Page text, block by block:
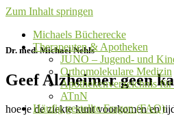
Zum Inhalt springen
Michaels Bücherecke
Therapeuten & Apotheken
JUNO – Jugend- und
Orthomolekulare Medizin
Apothekenverzeichnis
ATnN
Häufig gestellte Fragen (FAQ)
Dr. med. Michael Nehls
Geef Alzheimer geen
hoe je de ziekte kunt voorkomen en